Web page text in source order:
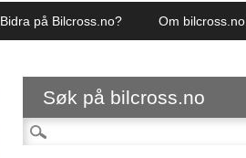
Bidra på Bilcross.no? Om bilcross.no
Søk på bilcross.no
Søk etter: